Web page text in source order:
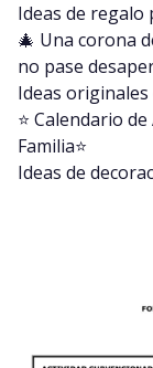
Ideas de regalo
🎄 Una corona
no pase
Ideas
⭐️ Calendario
Familia⭐️
Ideas de